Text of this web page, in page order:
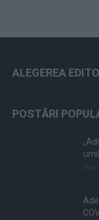
ALEGEREA
POSTĂRI